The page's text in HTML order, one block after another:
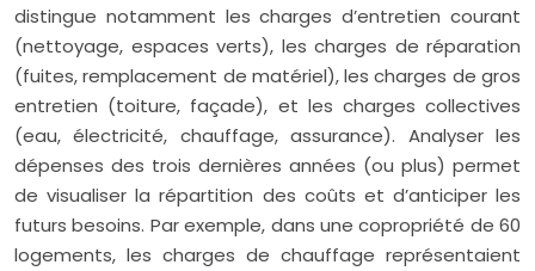
distingue notamment les charges d’entretien courant
(nettoyage, espaces verts), les charges de réparation
(fuites, remplacement de matériel), les charges de gros
entretien (toiture, façade), et les charges collectives
(eau, électricité, chauffage, assurance). Analyser les
dépenses des trois dernières années (ou plus) permet
de visualiser la répartition des coûts et d’anticiper les
futurs besoins. Par exemple, dans une copropriété de 60
logements, les charges de chauffage représentaient